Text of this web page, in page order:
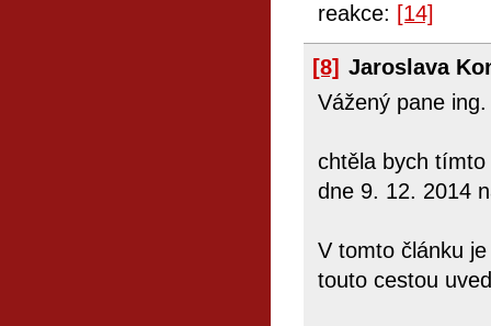
reakce: [14]
[8] Jaroslava
Vážený pane
chtěla bych tímto
dne 9. 12. 2014
V tomto článku
touto cestou